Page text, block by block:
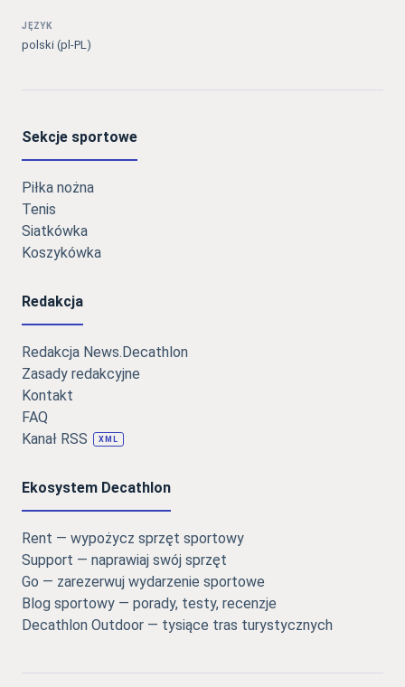
JĘZYK
polski (pl-PL)
Sekcje sportowe
Piłka nożna
Tenis
Siatkówka
Koszykówka
Redakcja
Redakcja News.Decathlon
Zasady redakcyjne
Kontakt
FAQ
Kanał RSS
XML
Ekosystem Decathlon
Rent — wypożycz sprzęt sportowy
Support — naprawiaj swój sprzęt
Go — zarezerwuj wydarzenie sportowe
Blog sportowy — porady, testy, recenzje
Decathlon Outdoor — tysiące tras turystycznych